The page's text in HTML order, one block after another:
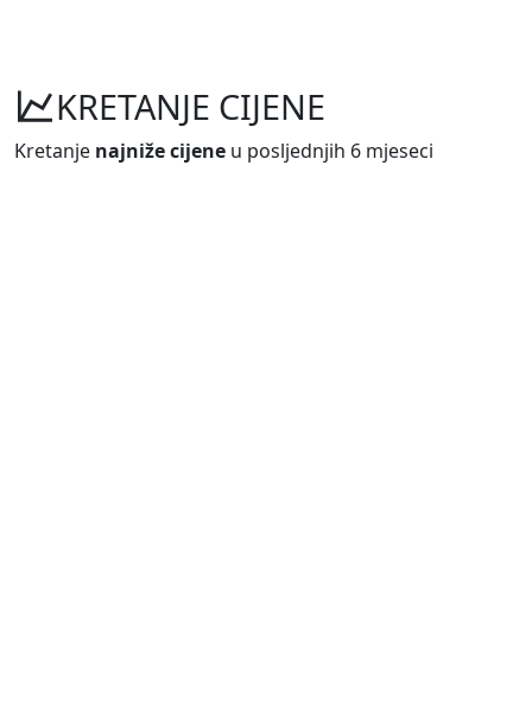
KRETANJE CIJENE
Kretanje najniže cijene u posljednjih 6 mjeseci